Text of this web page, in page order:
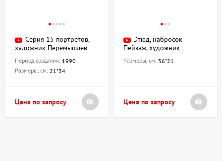
Серия 15 портретов,
художник Перемышлев
Период создания: 1990
Размеры, см: 21*34
Цена по запросу
Этюд, набросок
Пейзаж, художник
Размеры, см: 36*21
Цена по запросу